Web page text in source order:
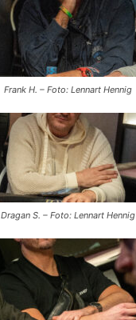
Frank H. – Foto: Lennart Hennig
Dragan S. – Foto: Lennart Hennig